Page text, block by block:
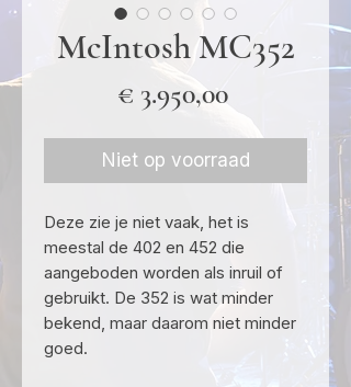
McIntosh MC352
€ 3.950,00Prijs
Niet op voorraad
Deze zie je niet vaak, het is
meestal de 402 en 452 die
aangeboden worden als inruil of
gebruikt. De 352 is wat minder
bekend, maar daarom niet minder
goed.